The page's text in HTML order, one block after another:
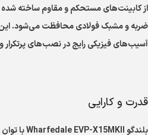
از کابینت‌های مستحکم و مقاوم ساخته شده
ضربه و مشبک فولادی محافظت می‌شود. این
آسیب‌های فیزیکی رایج در نصب‌های پرتکرار
قدرت و کارایی